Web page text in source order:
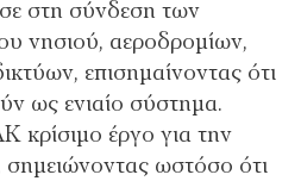
στη σύνδεση των
νησιού, αεροδρομίων,
επισημαίνοντας ότι
ως ενιαίο σύστημα.
κρίσιμο έργο για την
ωστόσο ότι